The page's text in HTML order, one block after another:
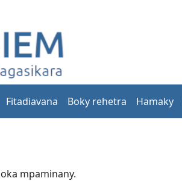
Fitadiavana Boky rehetra Hamaky
mpaminany.